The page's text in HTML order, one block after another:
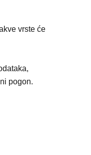
vrste će
pogon.